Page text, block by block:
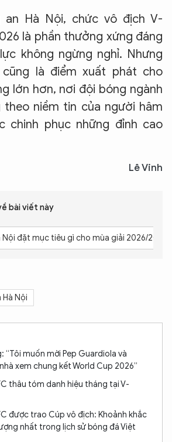
an Hà Nội, chức vô địch V-
là phần thưởng xứng đáng
không ngừng nghỉ. Nhưng
là điểm xuất phát cho
lớn hơn, nơi đội bóng ngành
theo niềm tin của người hâm
chinh phục những đỉnh cao
Lê Vinh
bài viết này
Nội đặt mục tiêu gì cho mùa giải 2026/2027?
Nội
“Tôi muốn mời Pep Guardiola và
xem chung kết World Cup 2026”
thâu tóm danh hiệu tháng tại V-
được trao Cúp vô địch: Khoảnh khắc
nhất trong lịch sử bóng đá Việt